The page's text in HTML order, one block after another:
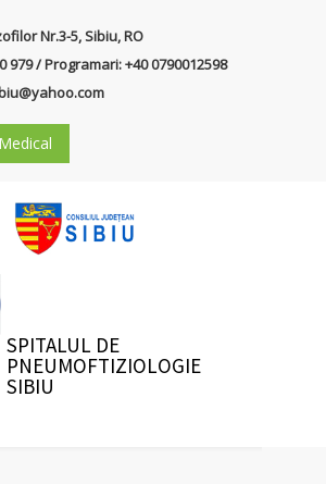
Nr.3-5, Sibiu, RO
979 / Programari: +40 0790012598
SPITALUL DE
PNEUMOFTIZIOLOGIE
SIBIU